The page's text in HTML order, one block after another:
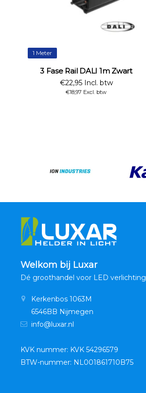
1 Meter
3 Fase Rail DALI 1m Zwart
€22,95 Incl. btw
€18,97 Excl. btw
Welkom bij Luxar
Dé groothandel voor LED verlichting
Kerkenbos 1063M
6546BB Nijmegen
info@luxar.nl
KVK nummer: KVK 54296579
BTW-nummer: NL001861710B75